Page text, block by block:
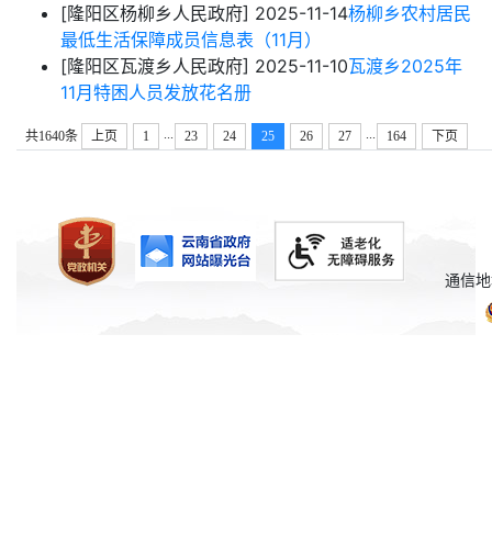
[隆阳区杨柳乡人民政府] 2025-11-14杨柳乡农村居民
最低生活保障成员信息表（11月）
[隆阳区瓦渡乡人民政府] 2025-11-10瓦渡乡2025年
11月特困人员发放花名册
共1640条 上页 1 ... 23 24 25 26 27 ... 164 下页
通信